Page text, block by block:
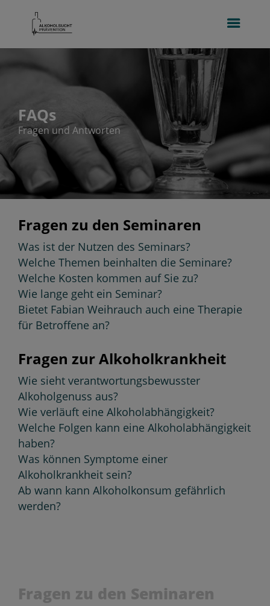
FAQs
Fragen und Antworten
Fragen zu den Seminaren
Was ist der Nutzen des Seminars?
Welche Themen beinhalten die Seminare?
Welche Kosten kommen auf Sie zu?
Wie lange geht ein Seminar?
Bietet Fabian Weihrauch auch eine Therapie
für Betroffene an?
Fragen zur Alkoholkrankheit
Wie sieht verantwortungsbewusster
Alkoholgenuss aus?
Wie verläuft eine Alkoholabhängigkeit?
Welche Folgen kann eine Alkoholabhängigkeit
haben?
Was können Symptome einer
Alkoholkrankheit sein?
Ab wann kann Alkoholkonsum gefährlich
werden?
Fragen zu den Seminaren